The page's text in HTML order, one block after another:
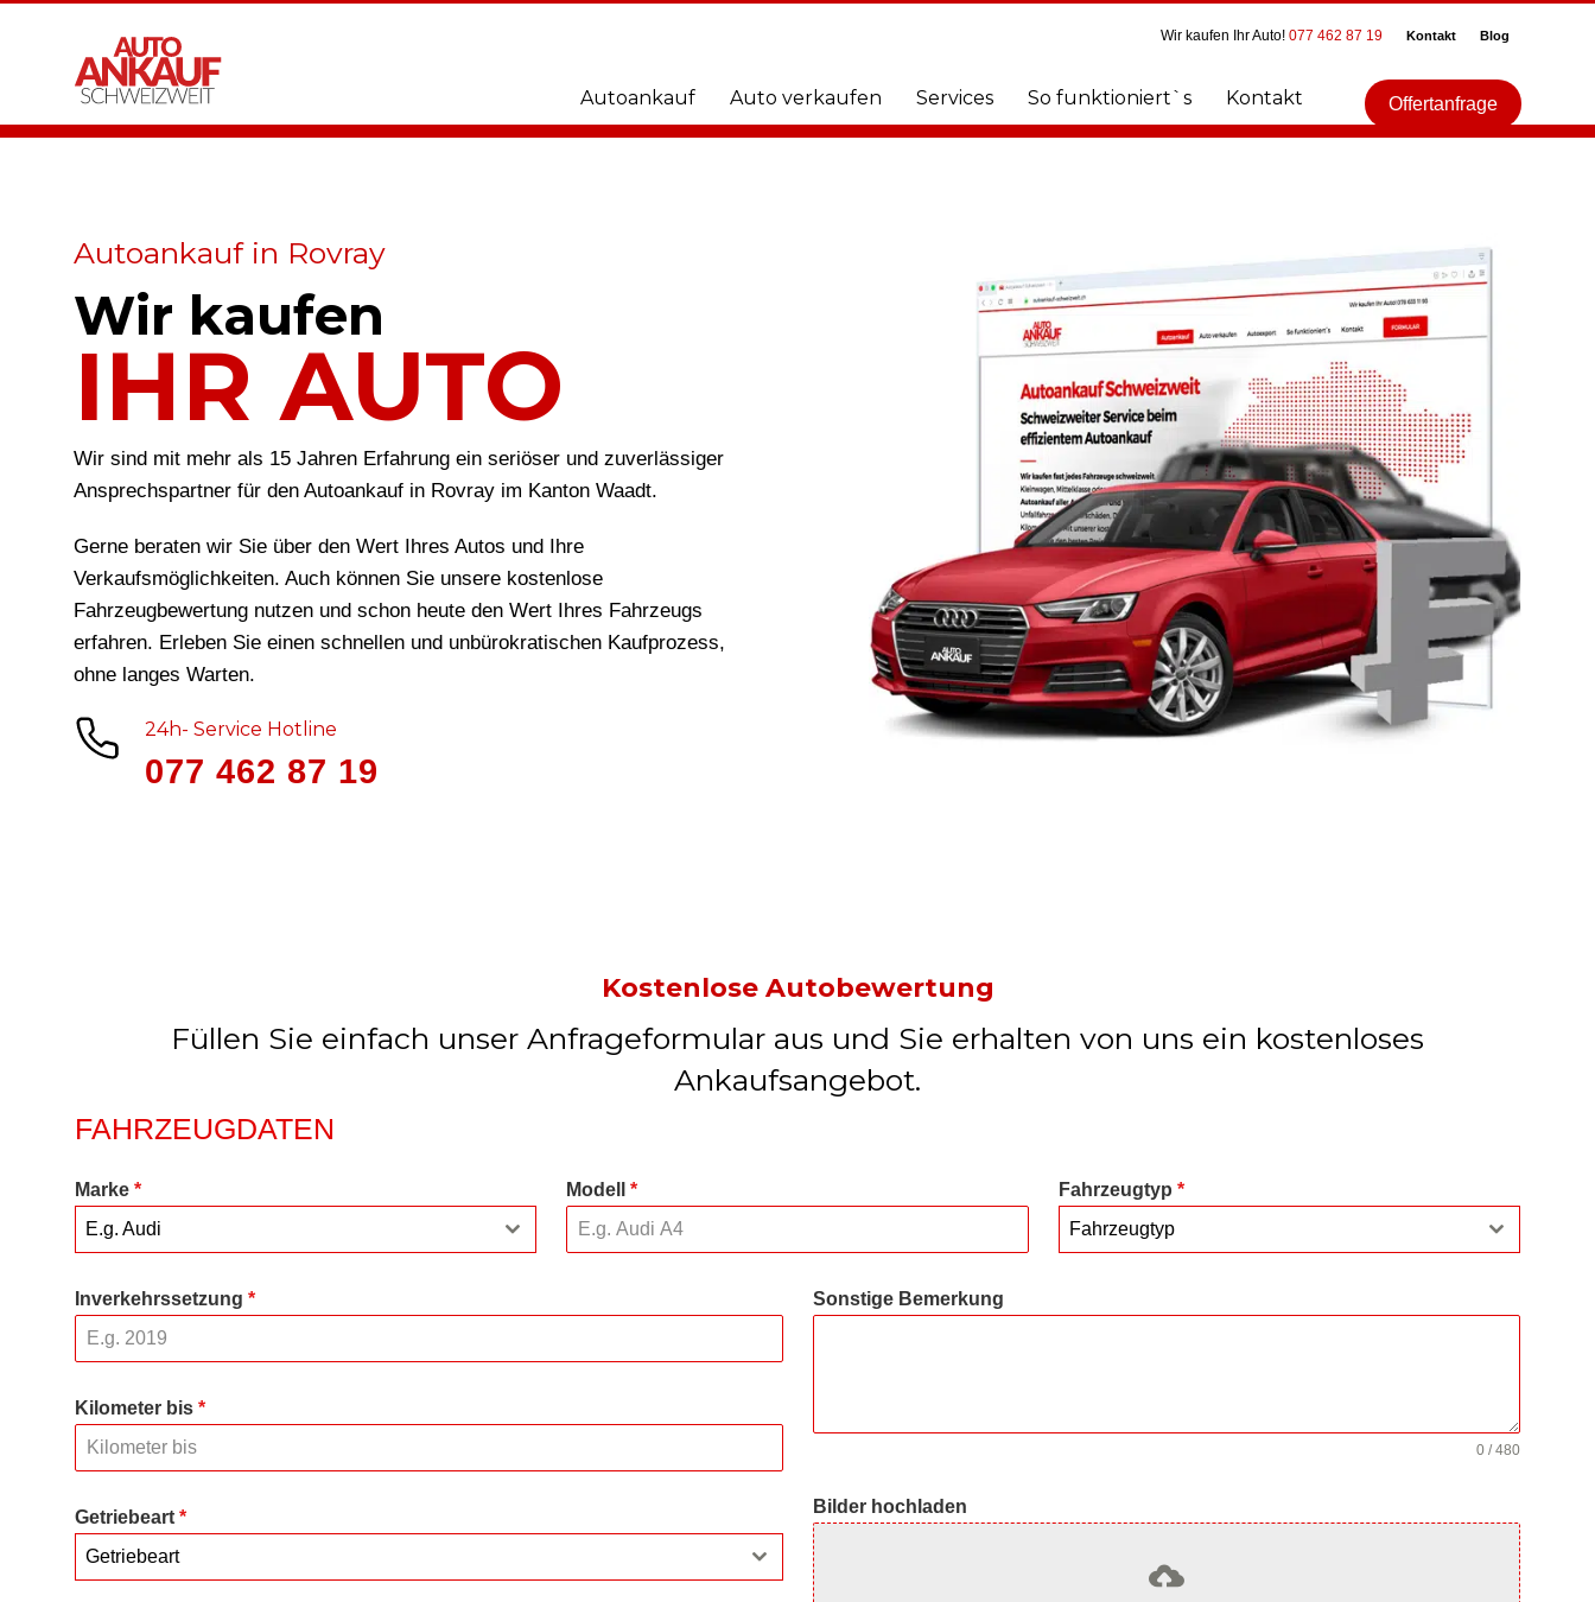
Wir kaufen Ihr Auto! 077 462 87 19 Kontakt Blog
Autoankauf Auto verkaufen Services So funktioniert`s Kontakt Offertanfrage
Autoankauf in Rovray
Wir kaufen
IHR AUTO
Wir sind mit mehr als 15 Jahren Erfahrung ein seriöser und zuverlässiger
Ansprechspartner für den Autoankauf in Rovray im Kanton Waadt.
Gerne beraten wir Sie über den Wert Ihres Autos und Ihre
Verkaufsmöglichkeiten. Auch können Sie unsere kostenlose
Fahrzeugbewertung nutzen und schon heute den Wert Ihres Fahrzeugs
erfahren. Erleben Sie einen schnellen und unbürokratischen Kaufprozess,
ohne langes Warten.
24h- Service Hotline
077 462 87 19
Kostenlose Autobewertung
Füllen Sie einfach unser Anfrageformular aus und Sie erhalten von uns ein kostenloses
Ankaufsangebot.
FAHRZEUGDATEN
Marke *
E.g. Audi
Modell* Fahrzeugtyp *
Fahrzeugtyp
Inverkehrssetzung *
Kilometer bis *
Getriebeart *
Getriebeart
Sonstige Bemerkung
0 / 480
Bilder hochladen